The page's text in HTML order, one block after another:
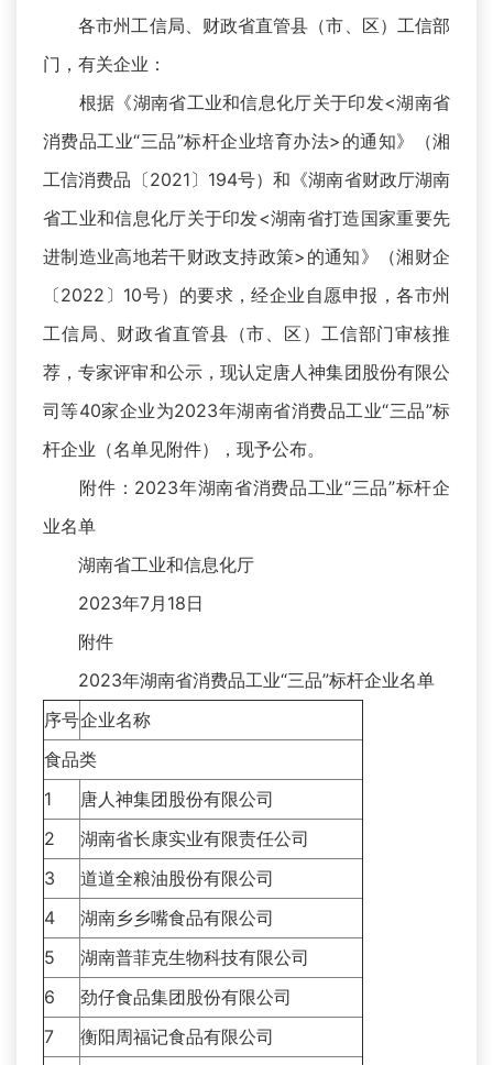
各市州工信局、财政省直管县（市、区）工信部
门，有关企业：
根据《湖南省工业和信息化厅关于印发<湖南省
消费品工业“三品”标杆企业培育办法>的通知》（湘
工信消费品〔2021〕194号）和《湖南省财政厅湖南
省工业和信息化厅关于印发<湖南省打造国家重要先
进制造业高地若干财政支持政策>的通知》（湘财企
〔2022〕10号）的要求，经企业自愿申报，各市州
工信局、财政省直管县（市、区）工信部门审核推
荐，专家评审和公示，现认定唐人神集团股份有限公
司等40家企业为2023年湖南省消费品工业“三品”标
杆企业（名单见附件），现予公布。
附件：2023年湖南省消费品工业“三品”标杆企
业名单
湖南省工业和信息化厅
2023年7月18日
附件
2023年湖南省消费品工业“三品”标杆企业名单
序号企业名称
食品类
1
唐人神集团股份有限公司
2
湖南省长康实业有限责任公司
3
道道全粮油股份有限公司
4
湖南乡乡嘴食品有限公司
5
湖南普菲克生物科技有限公司
6
劲仔食品集团股份有限公司
7
衡阳周福记食品有限公司